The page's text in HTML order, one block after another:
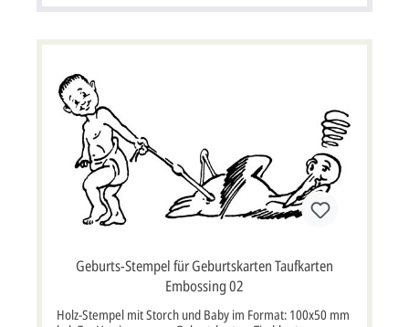
Geburts-Stempel für Geburtskarten Taufkarten
Embossing 02
Holz-Stempel mit Storch und Baby im Format: 100x50 mm